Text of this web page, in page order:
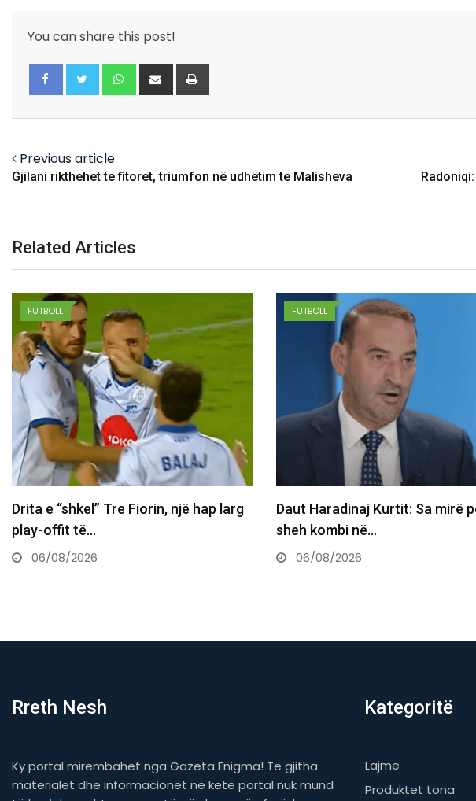
You can share this post!
Whatsapp
Share
via
Previous article
Gjilani rikthehet te fitoret, triumfon në udhëtim te Malisheva
Related Articles
FUTBOLL
Daut Haradinaj Kurtit: Sa mirë po të
sheh kombi në…
06/08/2026
FUTBOLL
Kjo legjendë e futbollit mund
postin e Infantinos…
06/08/2026
Rreth Nesh
Ky portal mirëmbahet nga Gazeta Enigma! Të gjitha
materialet dhe informacionet në këtë portal nuk mund
Kategoritë
Lajme
Produktet tona